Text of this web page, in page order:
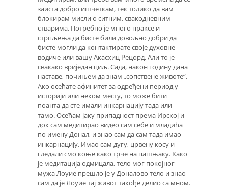
заиста добро ишчеткам, тек толико да вам
блокирам мисли о ситним, свакодневним
стварима. Потребно је много праксе и
стрпљења да бисте били довољно добри да
бисте могли да контактирате своје духовне
водиче или вашу Акасхиц Рецорд. Али то је
свакако вриједан циљ. Сада, након годину дана
наставе, почињем да знам „сопствене животе“.
Ако осећате афинитет за одређени период у
историји или неком месту, то може бити
поанта да сте имали инкарнацију тада или
тамо. Осећам јаку припадност према Ирској и
док сам медитирао видео сам себе и младића
по имену Донал, и знао сам да сам тада имао
инкарнацију. Имао сам дугу, црвену косу и
гледали смо коње како трче на пашњаку. Како
је медитација одмицала, тело мог покојног
мужа Лоуие прешло је у Доналово тело и знао
сам да је Лоуие тај живот такође делио са мном.